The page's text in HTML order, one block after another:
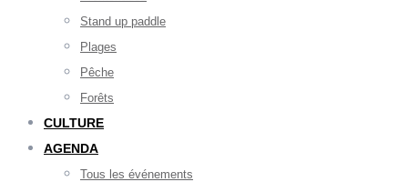
Stand up paddle
Plages
Pêche
Forêts
CULTURE
AGENDA
Tous les événements